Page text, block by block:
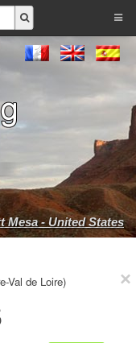
Mesa - United States
Val de Loire)